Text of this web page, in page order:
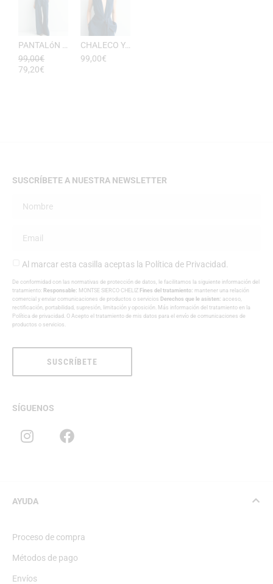
PANTALóN YUKATA MUJER RAYAS DE ESEOESE
99,00€
79,20€
CHALECO YUKATA MUJER DE RAYAS ESEOESE
99,00€
SUSCRÍBETE A NUESTRA NEWSLETTER
Al marcar esta casilla aceptas la Política de Privacidad.
De conformidad con las normativas de protección de datos, le facilitamos la siguiente información del
tratamiento: Responsable: MONTSE SIERCO CHELIZ Fines del tratamiento: mantener una relación
comercial y enviar comunicaciones de productos o servicios Derechos que le asisten: acceso,
rectificación, portabilidad, supresión, limitación y oposición. Más información del tratamiento en la
Política de privacidad . O Acepto el tratamiento de mis datos para el envío de comunicaciones de
productos o servicios.
SUSCRÍBETE
SÍGUENOS
AYUDA
Proceso de compra
Métodos de pago
Envíos